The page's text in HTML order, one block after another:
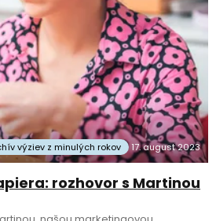
výziev z minulých rokov 17. august 2023
rozhovor s Martinou